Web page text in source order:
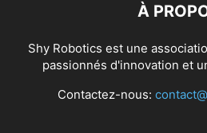
À
Shy Robotics est une
passionnés d'innovation et
Contactez-nous: